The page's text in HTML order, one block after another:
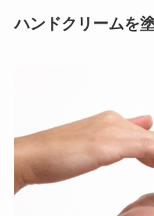
ハンドクリームを